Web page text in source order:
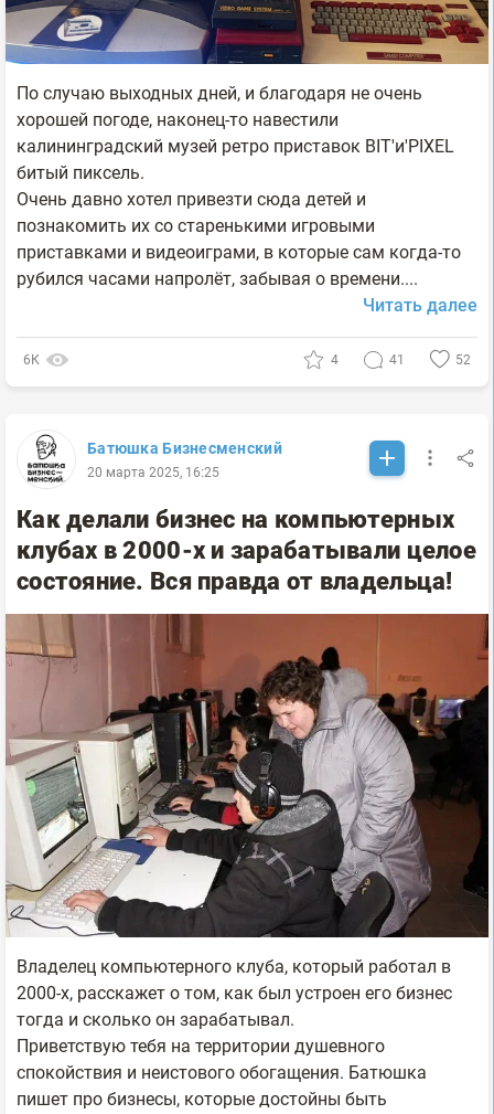
По случаю выходных дней, и благодаря не очень
хорошей погоде, наконец-то навестили
калининградский музей ретро приставок BIT'и'PIXEL
битый пиксель.
Очень давно хотел привезти сюда детей и
познакомить их со старенькими игровыми
приставками и видеоиграми, в которые сам когда-то
рубился часами напролёт, забывая о времени....
Читать далее
6К 4 41 52
Батюшка Бизнесменский
20 марта 2025, 16:25
Как делали бизнес на компьютерных
клубах в 2000-х и зарабатывали целое
состояние. Вся правда от владельца!
Владелец компьютерного клуба, который работал в
2000-х, расскажет о том, как был устроен его бизнес
тогда и сколько он зарабатывал.
Приветствую тебя на территории душевного
спокойствия и неистового обогащения. Батюшка
пишет про бизнесы, которые достойны быть